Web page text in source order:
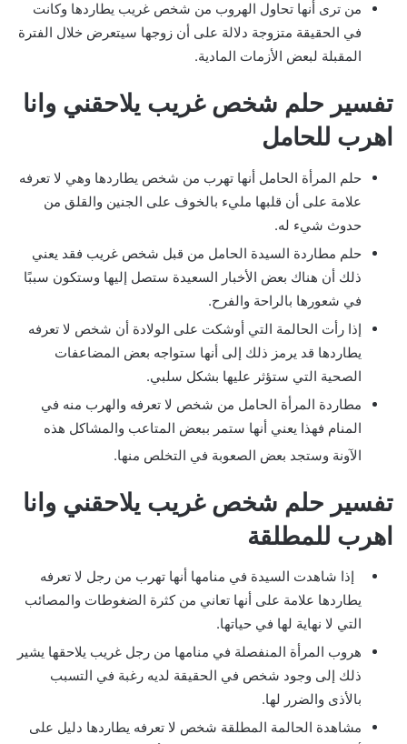
من ترى أنها تحاول الهروب من شخص غريب يطاردها وكانت
في الحقيقة متزوجة دلالة على أن زوجها سيتعرض خلال الفترة
المقبلة لبعض الأزمات المادية.
تفسير حلم شخص غريب يلاحقني وانا
اهرب للحامل
حلم المرأة الحامل أنها تهرب من شخص يطاردها وهي لا تعرفه
علامة على أن قلبها مليء بالخوف على الجنين والقلق من
حدوث شيء له.
حلم مطاردة السيدة الحامل من قبل شخص غريب فقد يعني
ذلك أن هناك بعض الأخبار السعيدة ستصل إليها وستكون سببًا
في شعورها بالراحة والفرح.
إذا رأت الحالمة التي أوشكت على الولادة أن شخص لا تعرفه
يطاردها قد يرمز ذلك إلى أنها ستواجه بعض المضاعفات
الصحية التي ستؤثر عليها بشكل سلبي.
مطاردة المرأة الحامل من شخص لا تعرفه والهرب منه في
المنام فهذا يعني أنها ستمر ببعض المتاعب والمشاكل هذه
الآونة وستجد بعض الصعوبة في التخلص منها.
تفسير حلم شخص غريب يلاحقني وانا
اهرب للمطلقة
إذا شاهدت السيدة في منامها أنها تهرب من رجل لا تعرفه
يطاردها علامة على أنها تعاني من كثرة الضغوطات والمصائب
التي لا نهاية لها في حياتها.
هروب المرأة المنفصلة في منامها من رجل غريب يلاحقها يشير
ذلك إلى وجود شخص في الحقيقة لديه رغبة في التسبب
بالأذى والضرر لها.
مشاهدة الحالمة المطلقة شخص لا تعرفه يطاردها دليل على